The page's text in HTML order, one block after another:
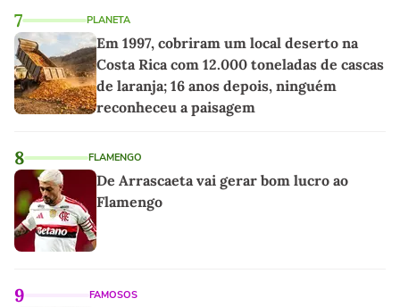
7 PLANETA
Em 1997, cobriram um local deserto na
Costa Rica com 12.000 toneladas de cascas
de laranja; 16 anos depois, ninguém
reconheceu a paisagem
8 FLAMENGO
De Arrascaeta vai gerar bom lucro ao
Flamengo
9 FAMOSOS